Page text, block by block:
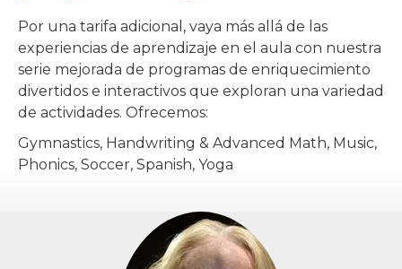
Por una tarifa adicional, vaya más allá de las
experiencias de aprendizaje en el aula con nuestra
serie mejorada de programas de enriquecimiento
divertidos e interactivos que exploran una variedad
de actividades. Ofrecemos:
Gymnastics, Handwriting & Advanced Math, Music,
Phonics, Soccer, Spanish, Yoga